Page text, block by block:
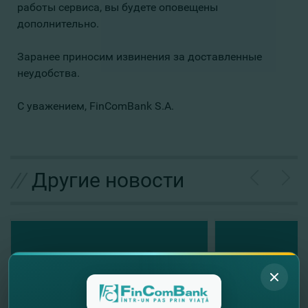
работы сервиса, вы будете оповещены
дополнительно.
Заранее приносим извинения за доставленные
неудобства.
С уважением, FinComBank S.A.
Другие новости